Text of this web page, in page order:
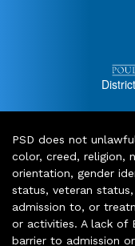
PSD does not
color, creed, religion,
orientation, gender
status, veteran
admission to, or
or activities. A lack of
barrier to admission